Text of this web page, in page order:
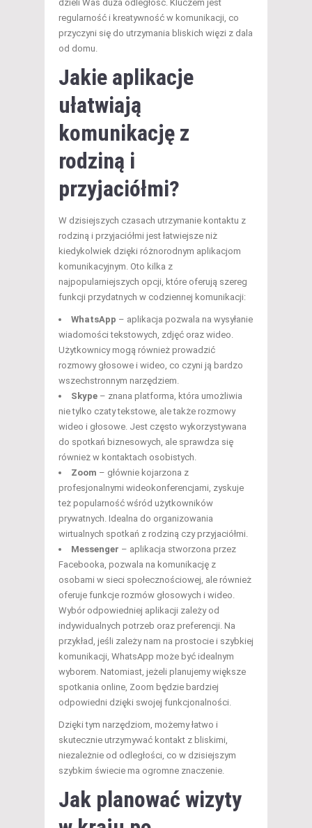
dzieli Was duża odległość. Kluczem jest
regularność i kreatywność w komunikacji, co
przyczyni się do utrzymania bliskich więzi z dala
od domu.
Jakie aplikacje
ułatwiają
komunikację z
rodziną i
przyjaciółmi?
W dzisiejszych czasach utrzymanie kontaktu z
rodziną i przyjaciółmi jest łatwiejsze niż
kiedykolwiek dzięki różnorodnym aplikacjom
komunikacyjnym. Oto kilka z
najpopularniejszych opcji, które oferują szereg
funkcji przydatnych w codziennej komunikacji:
WhatsApp – aplikacja pozwala na wysyłanie
wiadomości tekstowych, zdjęć oraz wideo.
Użytkownicy mogą również prowadzić
rozmowy głosowe i wideo, co czyni ją bardzo
wszechstronnym narzędziem.
Skype – znana platforma, która umożliwia
nie tylko czaty tekstowe, ale także rozmowy
wideo i głosowe. Jest często wykorzystywana
do spotkań biznesowych, ale sprawdza się
również w kontaktach osobistych.
Zoom – głównie kojarzona z
profesjonalnymi wideokonferencjami, zyskuje
też popularność wśród użytkowników
prywatnych. Idealna do organizowania
wirtualnych spotkań z rodziną czy przyjaciółmi.
Messenger – aplikacja stworzona przez
Facebooka, pozwala na komunikację z
osobami w sieci społecznościowej, ale również
oferuje funkcje rozmów głosowych i wideo.
Wybór odpowiedniej aplikacji zależy od
indywidualnych potrzeb oraz preferencji. Na
przykład, jeśli zależy nam na prostocie i szybkiej
komunikacji, WhatsApp może być idealnym
wyborem. Natomiast, jeżeli planujemy większe
spotkania online, Zoom będzie bardziej
odpowiedni dzięki swojej funkcjonalności.
Dzięki tym narzędziom, możemy łatwo i
skutecznie utrzymywać kontakt z bliskimi,
niezależnie od odległości, co w dzisiejszym
szybkim świecie ma ogromne znaczenie.
Jak planować wizyty